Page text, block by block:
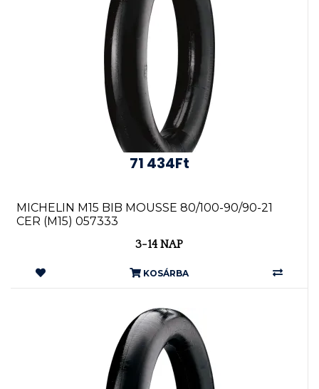
71 434Ft
MICHELIN M15 BIB MOUSSE 80/100-90/90-21
CER (M15) 057333
3-14 NAP
KOSÁRBA